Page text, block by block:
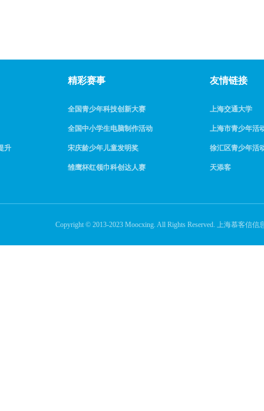
升
精彩赛事
全国青少年科技创新大赛
全国中小学生电脑制作活动
宋庆龄少年儿童发明奖
雏鹰杯红领巾科创达人赛
友情链接
上海交通大学
上海市青少年活
徐汇区青少年活
天添客
Copyright © 2013-2023 Moocxing. All Rights Reserved. 上海慕客